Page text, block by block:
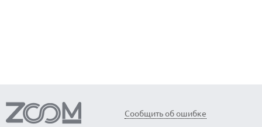
Сообщить об ошибке